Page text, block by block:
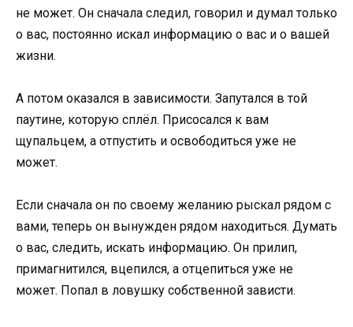
не может. Он сначала следил, говорил и думал только
о вас, постоянно искал информацию о вас и о вашей
жизни.
А потом оказался в зависимости. Запутался в той
паутине, которую сплёл. Присосался к вам
щупальцем, а отпустить и освободиться уже не
может.
Если сначала он по своему желанию рыскал рядом с
вами, теперь он вынужден рядом находиться. Думать
о вас, следить, искать информацию. Он прилип,
примагнитился, вцепился, а отцепиться уже не
может. Попал в ловушку собственной зависти.